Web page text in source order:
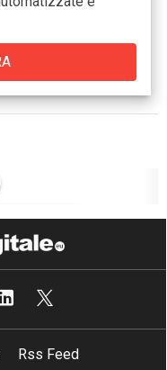
workplace
Rss Feed